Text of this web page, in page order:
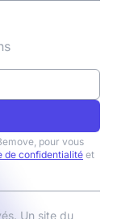
pour vous
de confidentialité et
Un site du